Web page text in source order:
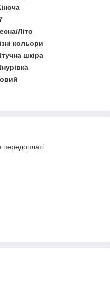
Літо
кольори
шкіра
передоплаті.